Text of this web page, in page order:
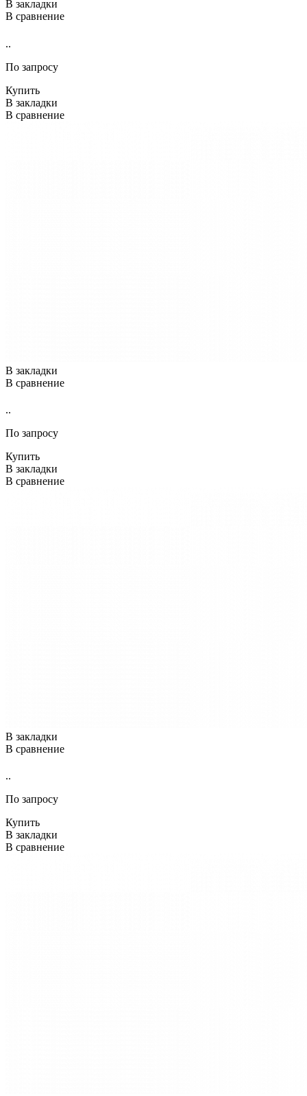
В закладки
В сравнение
..
По запросу
Купить
В закладки
В сравнение
В закладки
В сравнение
..
По запросу
Купить
В закладки
В сравнение
В закладки
В сравнение
..
По запросу
Купить
В закладки
В сравнение